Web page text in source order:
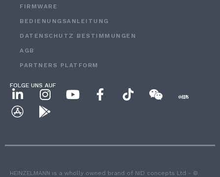
FIRMWARE
BEDIENUNGSANLEITUNG
DATENSCHUTZ BESTIMMUNGEN
AGB
PARTNERS PLATFORM
FOLGE UNS AUF
HEINZELMANN is a wholly owned brand of NID concepts Ltd - ©